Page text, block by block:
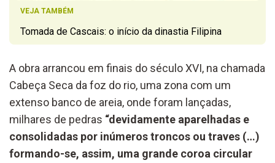
VEJA TAMBÉM
Tomada de Cascais: o início da dinastia Filipina
A obra arrancou em finais do século XVI, na chamada
Cabeça Seca da foz do rio, uma zona com um
extenso banco de areia, onde foram lançadas,
milhares de pedras “devidamente aparelhadas e
consolidadas por inúmeros troncos ou traves (…)
formando-se, assim, uma grande coroa circular